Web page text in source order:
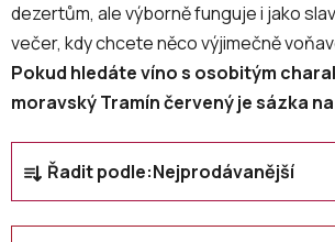
dezertům, ale výborně funguje i jako
večer, kdy chcete něco výjimečně
Pokud hledáte víno s osobitým
moravský Tramín červený je sázka
Ř
a
z
Řadit podle:Nejprodávanější